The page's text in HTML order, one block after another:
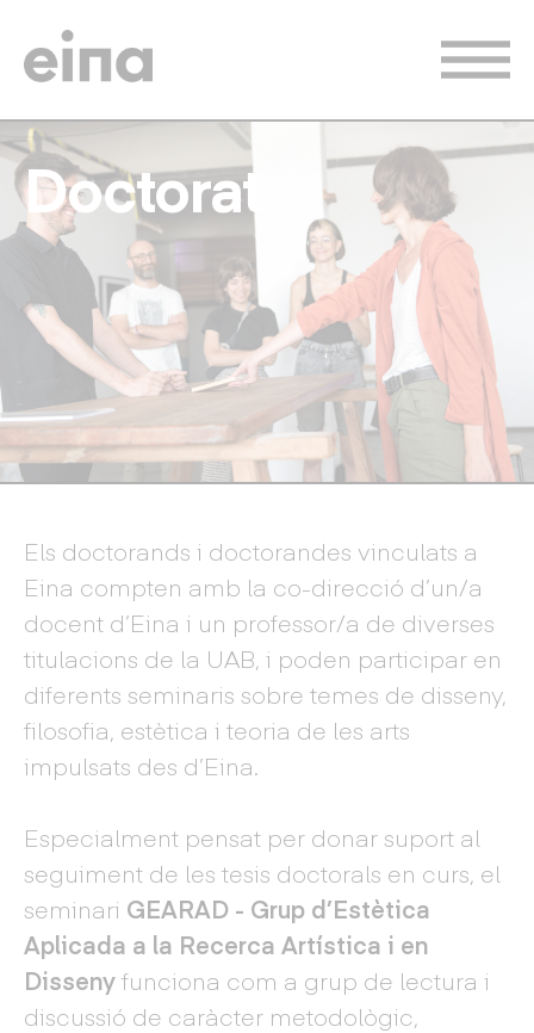
Doctorat
Els doctorands i doctorandes vinculats a
Eina compten amb la co-direcció d’un/a
docent d’Eina i un professor/a de diverses
titulacions de la UAB, i poden participar en
diferents seminaris sobre temes de disseny,
filosofia, estètica i teoria de les arts
impulsats des d’Eina.
Especialment pensat per donar suport al
seguiment de les tesis doctorals en curs, el
seminari GEARAD - Grup d’Estètica
Aplicada a la Recerca Artística i en
Dissenyfunciona com a grup de lectura i
discussió de caràcter metodològic,